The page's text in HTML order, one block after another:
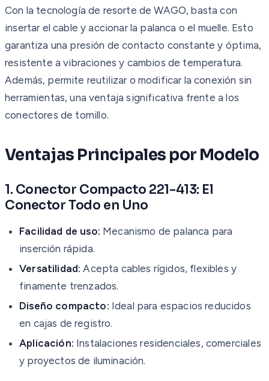
Con la tecnología de resorte de WAGO, basta con
insertar el cable y accionar la palanca o el muelle. Esto
garantiza una presión de contacto constante y óptima,
resistente a vibraciones y cambios de temperatura.
Además, permite reutilizar o modificar la conexión sin
herramientas, una ventaja significativa frente a los
conectores de tornillo.
Ventajas Principales por Modelo
1. Conector Compacto 221-413: El
Conector Todo en Uno
Facilidad de uso: Mecanismo de palanca para
inserción rápida.
Versatilidad: Acepta cables rígidos, flexibles y
finamente trenzados.
Diseño compacto: Ideal para espacios reducidos
en cajas de registro.
Aplicación: Instalaciones residenciales, comerciales
y proyectos de iluminación.